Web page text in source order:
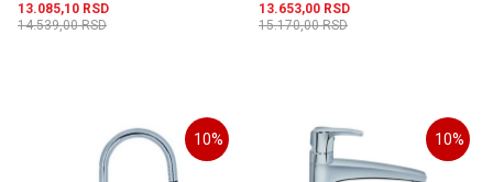
13.085,10 RSD
14.539,00RSD
13.653,00 RSD
15.170,00RSD
10% 10%